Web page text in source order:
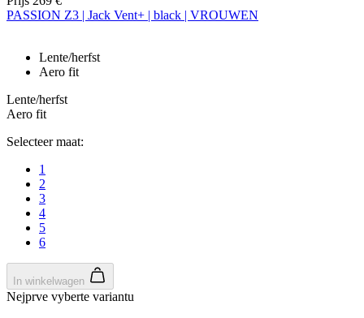
PASSION Z3 | Jack Vent+ | black | VROUWEN
Lente/herfst
Aero fit
Lente/herfst
Aero fit
Selecteer maat:
1
2
3
4
5
6
In winkelwagen
Nejprve vyberte variantu